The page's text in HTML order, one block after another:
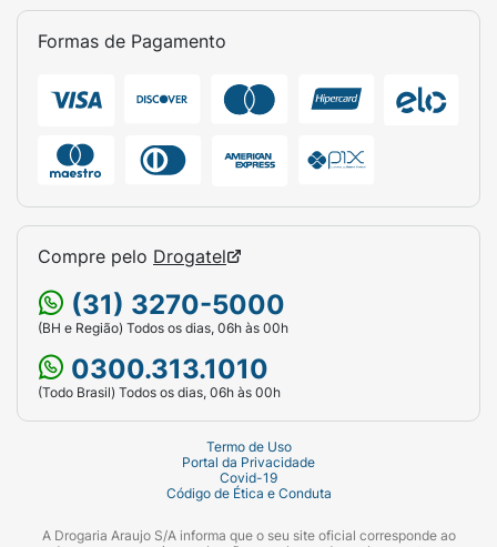
Formas de Pagamento
Compre pelo Drogatel
(31) 3270-5000
(BH e Região) Todos os dias, 06h às 00h
0300.313.1010
(Todo Brasil) Todos os dias, 06h às 00h
Termo de Uso
Portal da Privacidade
Covid-19
Código de Ética e Conduta
A Drogaria Araujo S/A informa que o seu site oficial corresponde ao